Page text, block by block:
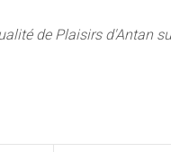
de Plaisirs d'Antan